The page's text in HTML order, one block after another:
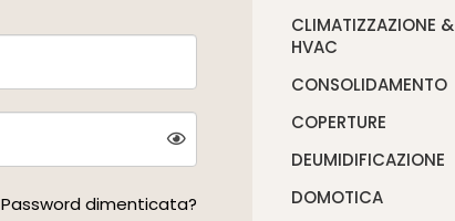
Password dimenticata?
CLIMATIZZAZIONE &
HVAC
CONSOLIDAMENTO
COPERTURE
DEUMIDIFICAZIONE
DOMOTICA